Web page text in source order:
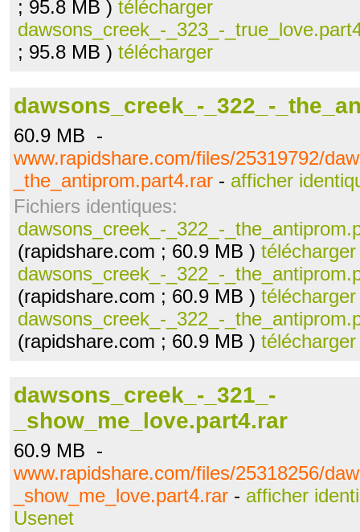
; 95.8 MB ) télécharger
dawsons_creek_-_323_-
; 95.8 MB ) télécharger
dawsons_creek_-_322_-
60.9 MB -
www.rapidshare.com/files/25319792/
_the_antiprom.part4.rar - afficher
Fichiers identiques:
dawsons_creek_-_322_-
(rapidshare.com ; 60.9 MB ) télécharger
dawsons_creek_-_322_-
(rapidshare.com ; 60.9 MB ) télécharger
dawsons_creek_-_322_-
(rapidshare.com ; 60.9 MB ) télécharger
dawsons_creek_-_321_-
_show_me_love.part4.rar
60.9 MB -
www.rapidshare.com/files/25318256/
_show_me_love.part4.rar - afficher
Usenet